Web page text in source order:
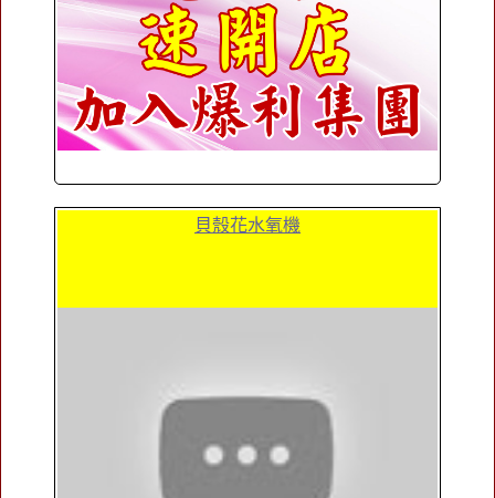
貝殼花水氧機